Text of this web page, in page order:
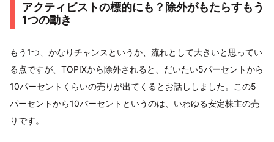
アクティビストの標的にも？除外がもたらすもう
1つの動き
もう1つ、かなりチャンスというか、流れとして大きいと思ってい
る点ですが、TOPIXから除外されると、だいたい5パーセントから
10パーセントくらいの売りが出てくるとお話ししました。この5
パーセントから10パーセントというのは、いわゆる安定株主の売
りです。